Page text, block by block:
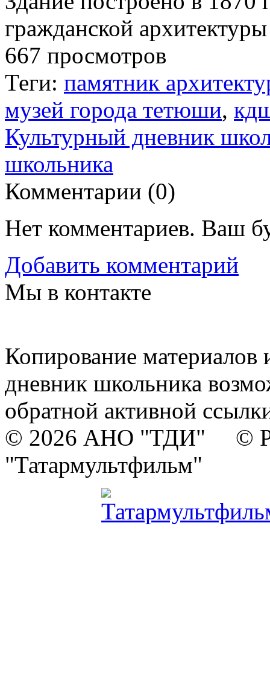
гражданской
667 просмотров
Теги: памятник
музей города тетюши,
Культурный дневник
школьника
Комментарии (0)
Нет комментариев. Ваш
Добавить комментарий
Мы в контакте
Копирование материалов
дневник школьника
обратной активной
© 2026 АНО "ТДИ" ©
"Татармультфильм"